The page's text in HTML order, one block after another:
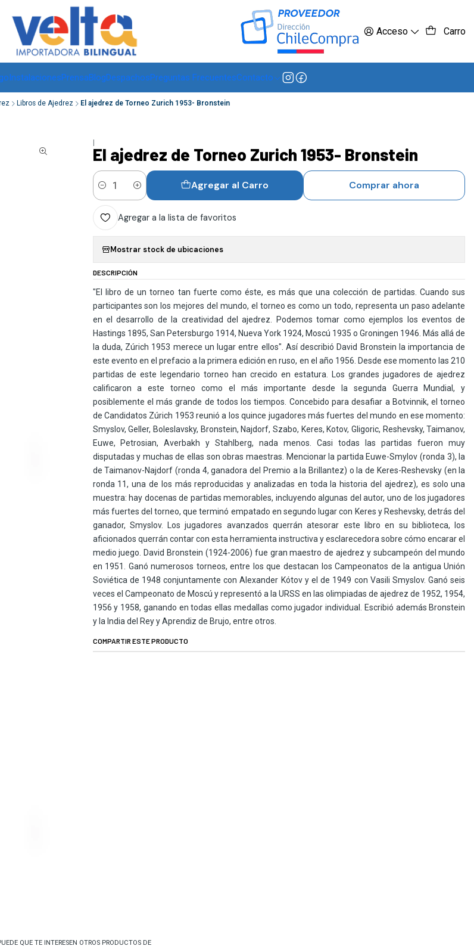
Acceso Carro
InstalacionesPrensaBlogDespachosPreguntas FrecuentesContacto
Chile, RM de 1 a 3 días hábiles, regiones -
Libros de Ajedrez El ajedrez de Torneo Zurich 1953- Bronstein
|
El ajedrez de Torneo Zurich 1953- Bronstein
Cantidad Agregar al Carro Comprar ahora
Agregar a la lista de favoritos
Mostrar stock de ubicaciones
DESCRIPCIÓN
"El libro de un torneo tan fuerte como éste, es más que una colección de partidas. Cuando sus
participantes son los mejores del mundo, el torneo es como un todo, representa un paso adelante
en el desarrollo de la creatividad del ajedrez. Podemos tomar como ejemplos los eventos de
Hastings 1895, San Petersburgo 1914, Nueva York 1924, Moscú 1935 o Groningen 1946. Más allá de
la duda, Zúrich 1953 merece un lugar entre ellos". Así describió David Bronstein la importancia de
este evento en el prefacio a la primera edición en ruso, en el año 1956. Desde ese momento las 210
partidas de este legendario torneo han crecido en estatura. Los grandes jugadores de ajedrez
calificaron a este torneo como el más importante desde la segunda Guerra Mundial, y
posiblemente el más grande de todos los tiempos. Concebido para desafiar a Botvinnik, el torneo
de Candidatos Zúrich 1953 reunió a los quince jugadores más fuertes del mundo en ese momento:
Smyslov, Geller, Boleslavsky, Bronstein, Najdorf, Szabo, Keres, Kotov, Gligoric, Reshevsky, Taimanov,
Euwe, Petrosian, Averbakh y Stahlberg, nada menos. Casi todas las partidas fueron muy
disputadas y muchas de ellas son obras maestras. Mencionar la partida Euwe-Smylov (ronda 3), la
de Taimanov-Najdorf (ronda 4, ganadora del Premio a la Brillantez) o la de Keres-Reshevsky (en la
ronda 11, una de los más reproducidas y analizadas en toda la historia del ajedrez), es solo una
muestra: hay docenas de partidas memorables, incluyendo algunas del autor, uno de los jugadores
más fuertes del torneo, que terminó empatado en segundo lugar con Keres y Reshevsky, detrás del
ganador, Smyslov. Los jugadores avanzados querrán atesorar este libro en su biblioteca, los
aficionados querrán contar con esta herramienta instructiva y esclarecedora sobre cómo encarar el
medio juego. David Bronstein (1924-2006) fue gran maestro de ajedrez y subcampeón del mundo
en 1951. Ganó numerosos torneos, entre los que destacan los Campeonatos de la antigua Unión
Soviética de 1948 conjuntamente con Alexander Kótov y el de 1949 con Vasili Smyslov. Ganó seis
veces el Campeonato de Moscú y representó a la URSS en las olimpiadas de ajedrez de 1952, 1954,
1956 y 1958, ganando en todas ellas medallas como jugador individual. Escribió además Bronstein
y la India del Rey y Aprendiz de Brujo, entre otros.
COMPARTIR ESTE PRODUCTO
QUE TE INTERESEN OTROS PRODUCTOS DE